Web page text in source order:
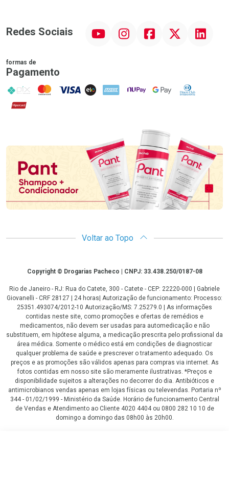
Redes Sociais InstagramFacebook Linkedin
formas de
Pagamento
PIX MasterCard
VISA ELO AMEX NuPay Google PayDiners Club
Hipercard
Promoção em Destaque
Voltar ao Topo
CopyrightCopyright © Drogarias Pacheco | CNPJ: 33.438.250/0187-08
Rio de Janeiro - RJ: Rua do Catete, 300 - Catete - CEP: 22220-000 | Gabriele
Giovanelli - CRF 28127 | 24 horas| Autorização de funcionamento: Processo:
25351.493074/2012-10 Autorização/MS: 7.25279.0 | As informações
contidas neste site, como promoções e ofertas de remédios e
medicamentos, não devem ser usadas para automedicação e não
substituem, em hipótese alguma, a medicação prescrita pelo profissional da
área médica. Somente o médico está em condições de diagnosticar
qualquer problema de saúde e prescrever o tratamento adequado. Os
preços e as promoções são válidos apenas para compras via internet. As
fotos contidas em nosso site são meramente ilustrativas. *Preços e
disponibilidade sujeitos a alterações no decorrer do dia. Antibióticos e
antimicrobianos vendas apenas em lojas físicas ou televendas. Portaria nº
344 - 01/02/1999 - Ministério da Saúde. Horário de funcionamento Central
de Vendas e Atendimento ao Cliente 4020 4404 ou 0800 282 10 10 de
domingo a domingo das 08h00 às 20h00.